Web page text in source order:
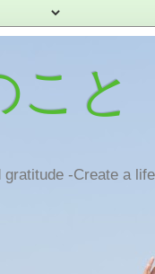
こと
gratitude -Create a